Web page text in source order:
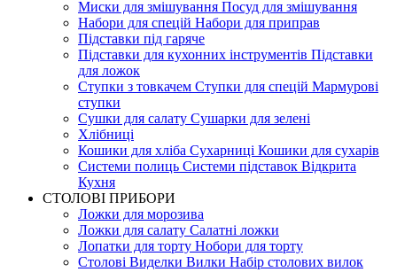
Миски для змішування Посуд для змішування
Набори для спецій Набори для приправ
Підставки під гаряче
Підставки для кухонних інструментів Підставки
для ложок
Ступки з товкачем Ступки для спецій Мармурові
ступки
Сушки для салату Сушарки для зелені
Хлібниці
Кошики для хліба Cухарниці Кошики для сухарів
Системи полиць Системи підставок Відкрита
Кухня
СТОЛОВІ ПРИБОРИ
Ложки для морозива
Ложки для салату Салатні ложки
Лопатки для торту Нобори для торту
Столові Виделки Вилки Набір столових вилок